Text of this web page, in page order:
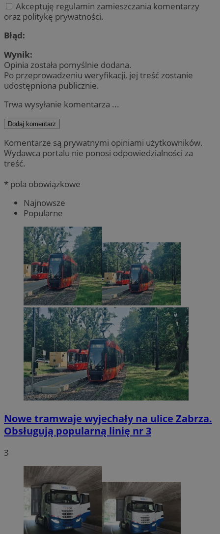
Akceptuję regulamin zamieszczania komentarzy
oraz politykę prywatności.
Błąd:
Wynik:
Opinia została pomyślnie dodana.
Po przeprowadzeniu weryfikacji, jej treść zostanie
udostępniona publicznie.
Trwa wysyłanie komentarza ...
Dodaj komentarz
Komentarze są prywatnymi opiniami użytkowników.
Wydawca portalu nie ponosi odpowiedzialności za
treść.
* pola obowiązkowe
Najnowsze
Popularne
Nowe tramwaje wyjechały na ulice Zabrza.
Obsługują popularną linię nr 3
3